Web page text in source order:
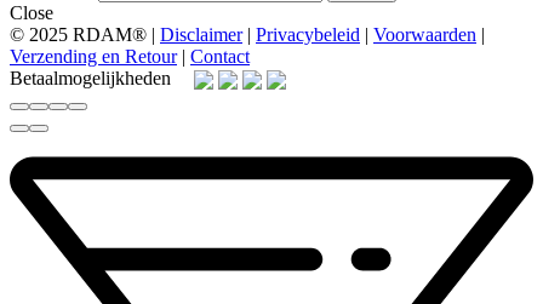
Close
© 2025 RDAM® | Disclaimer| Privacybeleid | Voorwaarden |
Verzending en Retour| Contact
Betaalmogelijkheden